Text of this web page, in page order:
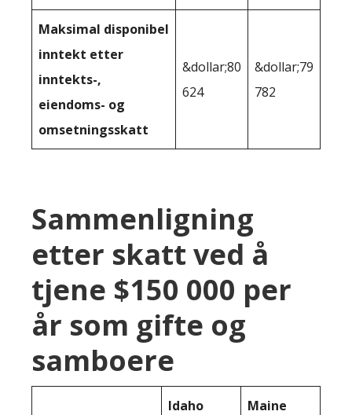
Maksimal disponibel
inntekt etter
inntekts-,
eiendoms- og
omsetningsskatt
&dollar;80
624
&dollar;79
782
Sammenligning
etter skatt ved å
tjene $150 000 per
år som gifte og
samboere
Idaho Maine